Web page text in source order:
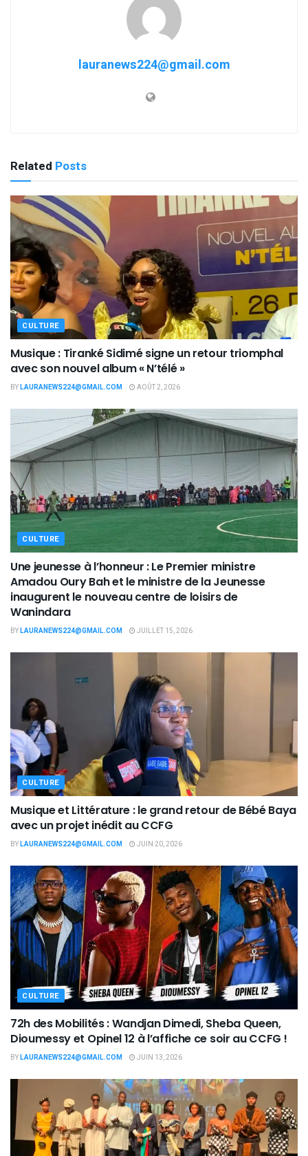
lauranews224@gmail.com
Related Posts
CULTURE
Musique : Tiranké Sidimé signe un retour triomphal
avec son nouvel album « N’télé »
BYLAURANEWS224@GMAIL.COM AOÛT 2, 2026
CULTURE
Une jeunesse à l’honneur : Le Premier ministre
Amadou Oury Bah et le ministre de la Jeunesse
inaugurent le nouveau centre de loisirs de
Wanindara
BYLAURANEWS224@GMAIL.COM JUILLET 15, 2026
CULTURE
Musique et Littérature : le grand retour de Bébé Baya
avec un projet inédit au CCFG
BYLAURANEWS224@GMAIL.COM JUIN 20, 2026
CULTURE
72h des Mobilités : Wandjan Dimedi, Sheba Queen,
Dioumessy et Opinel 12 à l’affiche ce soir au CCFG !
BYLAURANEWS224@GMAIL.COM JUIN 13, 2026